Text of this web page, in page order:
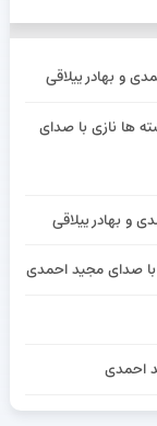
و بهادر ییلاقی
ها نازی با صدای
و بهادر ییلاقی
صدای مجید احمدی
احمدی